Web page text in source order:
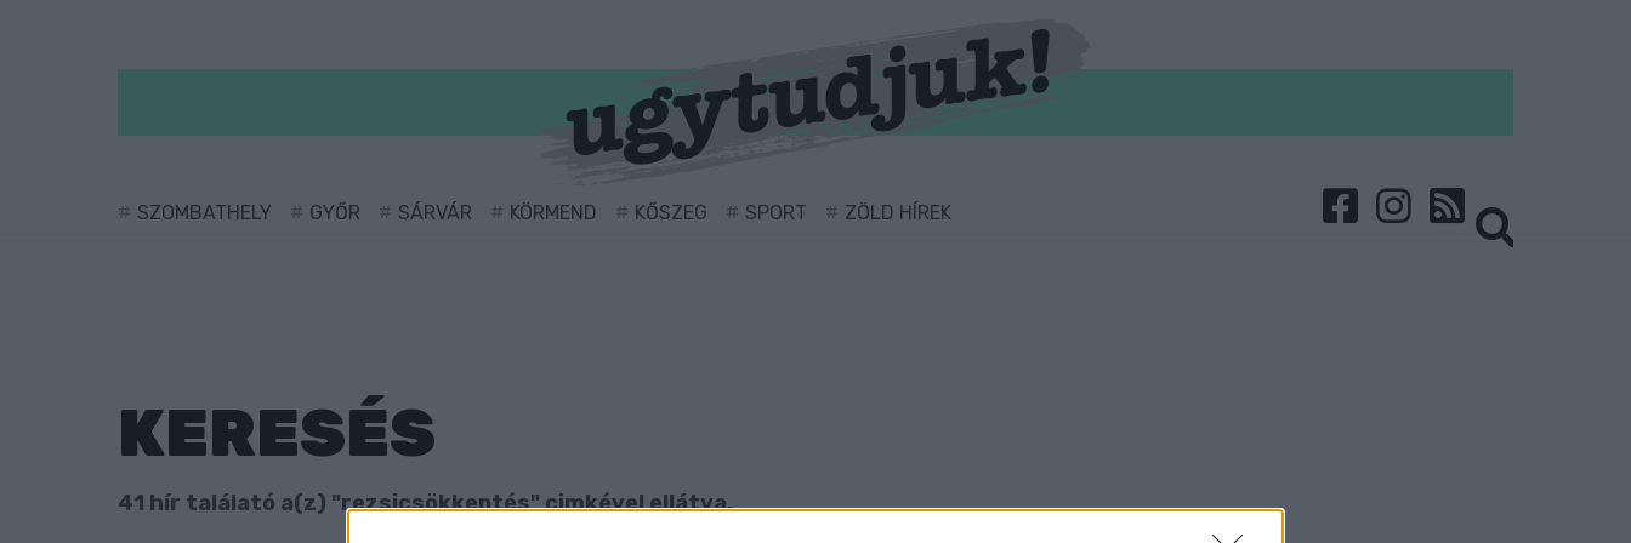
SZOMBATHELY GYŐR SÁRVÁR KÖRMEND KŐSZEG SPORT ZÖLD HÍREK
KERESÉS
41 hír találató a(z) "rezsicsökkentés" cimkével ellátva.